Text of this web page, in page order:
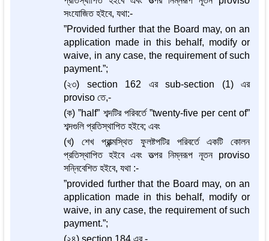
সংযোজিত হইবে, যথা:-
”Provided further that the Board may, on an
application made in this behalf, modify or
waive, in any case, the requirement of such
payment.”;
(২৩) section 162 এর sub-section (1) এর
proviso তে,-
(ক) ”half” শব্দটির পরিবর্তে ”twenty-five per cent of”
শব্দগুলি প্রতিস্থাপিত হইবে; এবং
(খ) শেখ প্রান্ত্মস্থিত ফুলষ্টপটির পরিবর্তে একটি কোলন
প্রতিস্থাপিত হইবে এবং তত্পর নিম্নরূপ নূতন proviso
সন্নিবেশিত হইবে, যথা :-
”provided further that the Board may, on an
application made in this behalf, modify or
waive, in any case, the requirement of such
payment.”;